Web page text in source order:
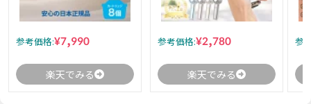
参考価格:¥7,990
楽天でみる
参考価格:¥2,780
楽天でみる
参